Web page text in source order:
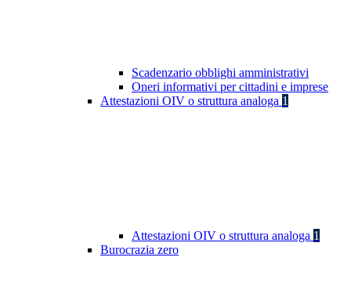
Scadenzario obblighi amministrativi
Oneri informativi per cittadini e imprese
Attestazioni OIV o struttura analoga 1
Attestazioni OIV o struttura analoga 1
Burocrazia zero